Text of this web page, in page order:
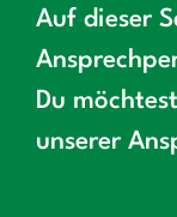
Auf dieser
Du
unserer